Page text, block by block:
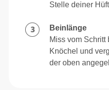
Stelle deiner
Beinlänge
Miss vom Schritt
Knöchel und
der oben